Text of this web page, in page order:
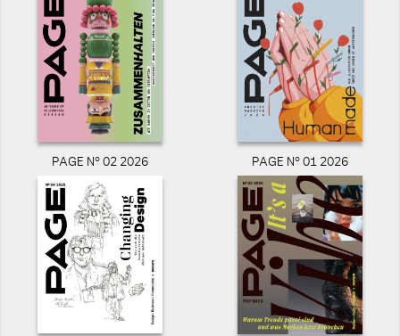
PAGE N° 02 2026 PAGE N° 01 2026